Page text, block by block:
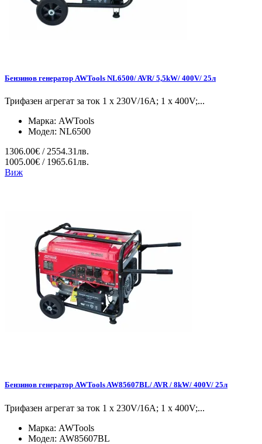
Бензинов генератор AWTools NL6500/ AVR/ 5,5kW/ 400V/ 25л
Трифазен агрегат за ток 1 x 230V/16A; 1 x 400V;...
Марка: AWTools
Модел: NL6500
1306.00€ / 2554.31лв.
1005.00€ / 1965.61лв.
Виж
Бензинов генератор AWTools AW85607BL/ AVR / 8kW/ 400V/ 25л
Трифазен агрегат за ток 1 x 230V/16A; 1 x 400V;...
Марка: AWTools
Модел: AW85607BL